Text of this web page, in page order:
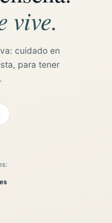
vive.
cuidado en
para tener